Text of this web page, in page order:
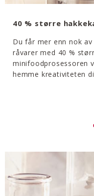
40 % større
Du får mer enn nok
råvarer med 40 %
minifoodprosessoren
hemme kreativiteten